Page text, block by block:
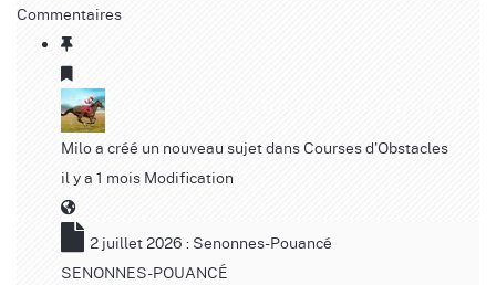
Commentaires
Miloa créé un nouveau sujet dansCourses d'Obstacles
il y a 1 mois Modification
2 juillet 2026 : Senonnes-Pouancé
SENONNES-POUANCÉ